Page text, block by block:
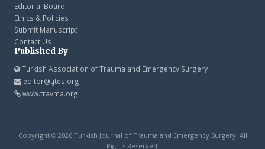
Editorial Board
Ethics & Policies
Submit Manuscript
Contact Us
Published By
Turkish Association of Trauma and Emergency Surgery
editor@tjtes.org
www.travma.org
Copyright © 2026 Turkish Journal of Trauma and Emergency Surgery. All
Rights Reserved.